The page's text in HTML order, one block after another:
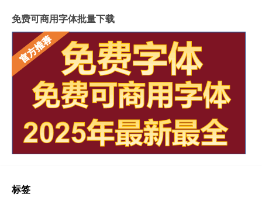
免费可商用字体批量下载
标签